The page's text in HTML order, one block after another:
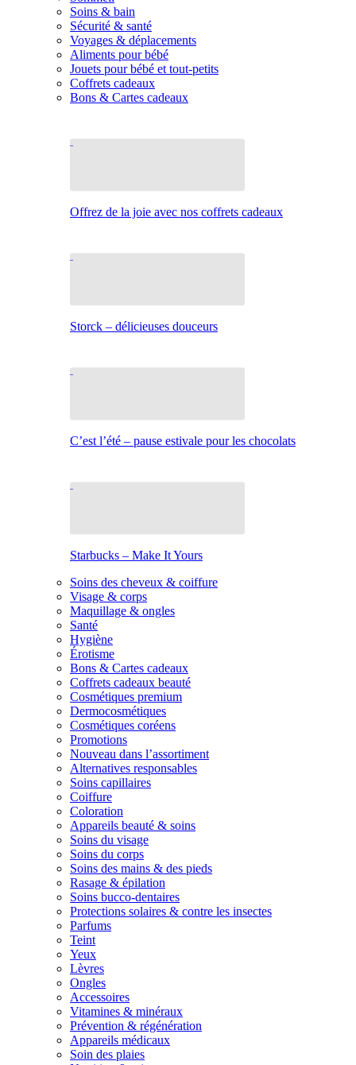
Soins & bain
Sécurité & santé
Voyages & déplacements
Aliments pour bébé
Jouets pour bébé et tout-petits
Coffrets cadeaux
Bons & Cartes cadeaux
Offrez de la joie avec nos coffrets cadeaux
Storck – délicieuses douceurs
C’est l’été – pause estivale pour les chocolats
Starbucks – Make It Yours
Soins des cheveux & coiffure
Visage & corps
Maquillage & ongles
Santé
Hygiène
Érotisme
Bons & Cartes cadeaux
Coffrets cadeaux beauté
Cosmétiques premium
Dermocosmétiques
Cosmétiques coréens
Promotions
Nouveau dans l’assortiment
Alternatives responsables
Soins capillaires
Coiffure
Coloration
Appareils beauté & soins
Soins du visage
Soins du corps
Soins des mains & des pieds
Rasage & épilation
Soins bucco-dentaires
Protections solaires & contre les insectes
Parfums
Teint
Yeux
Lèvres
Ongles
Accessoires
Vitamines & minéraux
Prévention & régénération
Appareils médicaux
Soin des plaies